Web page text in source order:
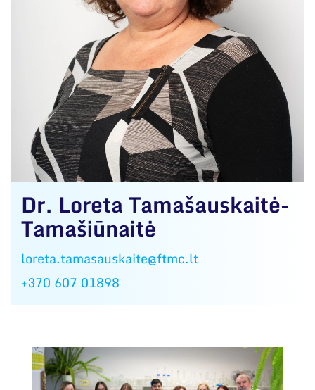
Dr. Loreta Tamašauskaitė-
Tamašiūnaitė
loreta.tamasauskaite@ftmc.lt
+370 607 01898